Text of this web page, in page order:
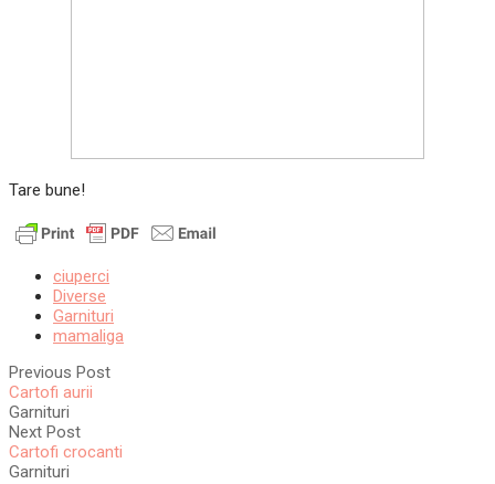
Tare bune!
ciuperci
Diverse
Garnituri
mamaliga
Previous Post
Cartofi aurii
Garnituri
Next Post
Cartofi crocanti
Garnituri